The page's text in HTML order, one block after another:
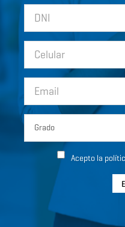
Acepto la